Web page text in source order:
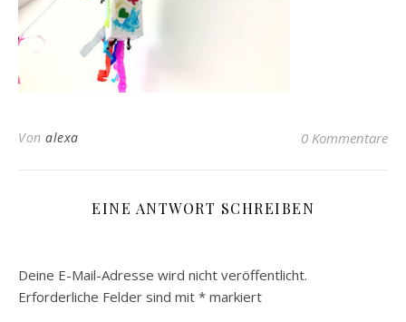
Von alexa 0 Kommentare
EINE ANTWORT SCHREIBEN
Deine E-Mail-Adresse wird nicht veröffentlicht.
Erforderliche Felder sind mit * markiert